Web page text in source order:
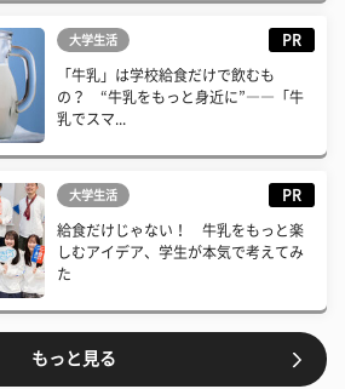
大学生活 PR
「牛乳」は学校給食だけで飲むも
の？ “牛乳をもっと身近に”――「牛
乳でスマ...
大学生活 PR
給食だけじゃない！ 牛乳をもっと楽
しむアイデア、学生が本気で考えてみ
た
もっと見る